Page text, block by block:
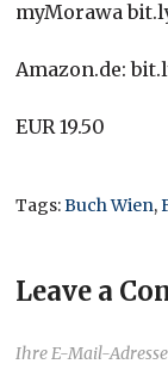
myMorawa
Amazon.de:
EUR 19.50
Tags:Buch Wien,
Leave a
Ihre E-Mail-